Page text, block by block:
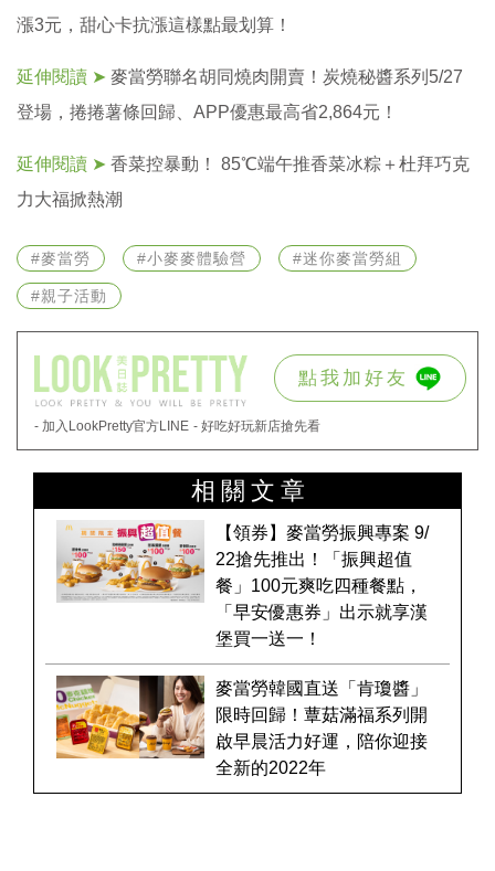
漲3元，甜心卡抗漲這樣點最划算！
延伸閱讀 ➤ 麥當勞聯名胡同燒肉開賣！炭燒秘醬系列5/27
登場，捲捲薯條回歸、APP優惠最高省2,864元！
延伸閱讀 ➤ 香菜控暴動！ 85℃端午推香菜冰粽＋杜拜巧克
力大福掀熱潮
#麥當勞 #小麥麥體驗營 #迷你麥當勞組
#親子活動
- 加入LookPretty官方LINE - 好吃好玩新店搶先看
點我加好友
相關文章
【領券】麥當勞振興專案 9/
22搶先推出！「振興超值
餐」100元爽吃四種餐點，
「早安優惠券」出示就享漢
堡買一送一！
麥當勞韓國直送「肯瓊醬」
限時回歸！蕈菇滿福系列開
啟早晨活力好運，陪你迎接
全新的2022年